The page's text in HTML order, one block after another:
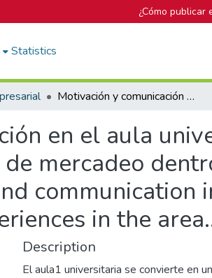
¿Cómo publicar
Statistics
Motivación y comunicación en el aula universitaria Experiencias docentes innovadoras en el área de mercadeo dentro de la Administración de Negocios (Motivation and communication in the university classroom innovate teaching. Experiences in the area...)
en el aula
mercadeo
communication
in the
Description
El aula1 universitaria se convierte en